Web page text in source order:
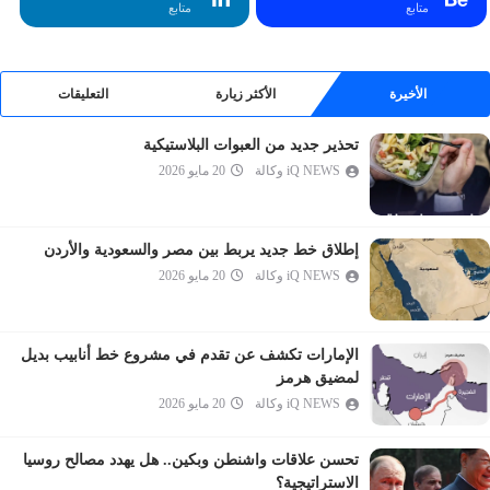
الكهف
الأنبياء
الحج
المؤمنون
النور
الفرقان
الشعراء
النمل
القصص
العنكبوت
الروم
السجدة
متابع متابع
الأخيرة الأكثر زيارة التعليقات
تحذير جديد من العبوات البلاستيكية
iQ NEWS وكالة 20 مايو 2026
إطلاق خط جديد يربط بين مصر والسعودية والأردن
iQ NEWS وكالة 20 مايو 2026
الإمارات تكشف عن تقدم في مشروع خط أنابيب بديل
لمضيق هرمز
iQ NEWS وكالة 20 مايو 2026
تحسن علاقات واشنطن وبكين.. هل يهدد مصالح روسيا
الاستراتيجية؟